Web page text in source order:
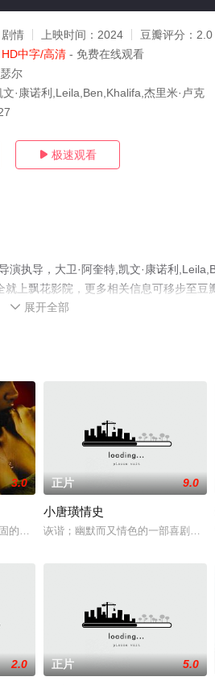
剧情 上映时间： 2024 豆瓣评分： 2.0
HD中字/高清 - 免费在线观看
尔
文·康诺利,Leila,Ben,Khalifa,杰里米·卢克
 极速观看
演执导，大卫·阿奎特,凯文·康诺利
上飘花影院，更多相关信息可移步至豆
 展开全部
龙马以其卓越的气魄和超前的思想在历史
3.0
的美国南方小镇，白人男主人公汉克（比利
正片 9.0
小唐璜情史
诙谐；幽默而又情色的一部喜剧，又
2.0 正片 5.0